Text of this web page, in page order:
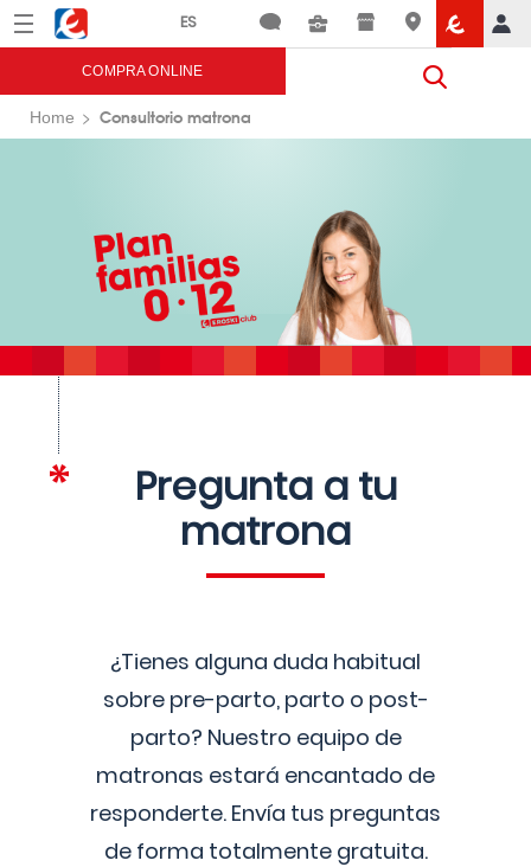
Menú Eroski
COMPRA ONLINE
Home Consultorio matrona
Pregunta a tu
matrona
¿Tienes alguna duda habitual
sobre pre-parto, parto o post-
parto? Nuestro equipo de
matronas estará encantado de
responderte. Envía tus preguntas
de forma totalmente gratuita.